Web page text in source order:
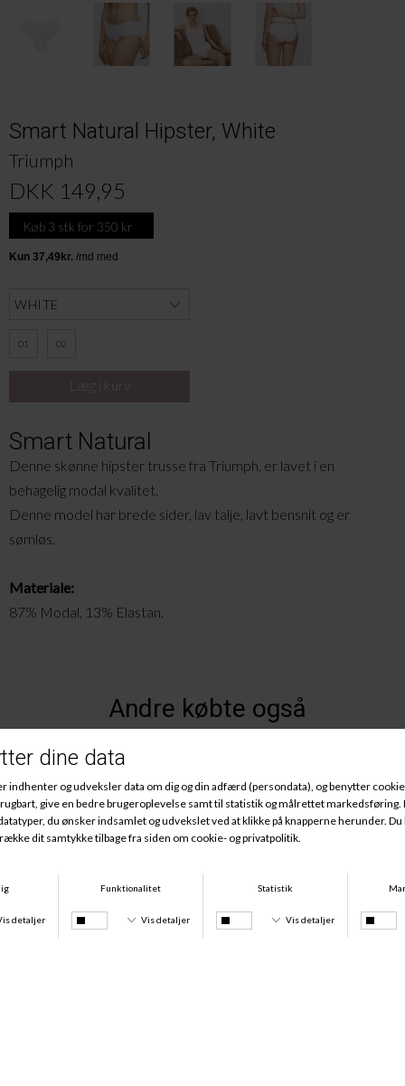
Smart Natural Hipster, White
Triumph
DKK 149,95
Køb 3 stk for 350 kr
01 02
Smart Natural
Denne skønne hipster trusse fra Triumph, er lavet i en
behagelig modal kvalitet.
Denne model har brede sider, lav talje, lavt bensnit og er
sømløs.
Materiale:
87% Modal, 13% Elastan.
Andre købte også